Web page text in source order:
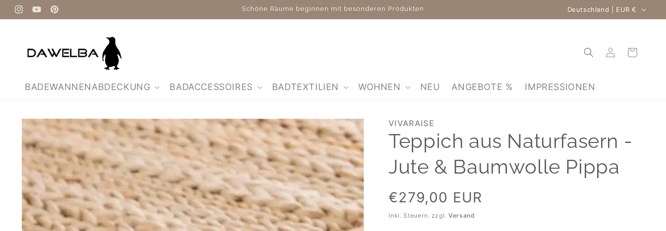
zum
Inhalt
InstagramYouTubePinterest
Schöne Räume beginnen mit besonderen Produkten Land/Region Deutschland | EUR €
BADEWANNENABDECKUNG BADACCESSOIRES BADTEXTILIEN WOHNEN NEU ANGEBOTE % IMPRESSIONEN
EinloggenWarenkorb
Produktinformationen
springen
VIVARAISE
Teppich aus Naturfasern -
Jute & Baumwolle Pippa
Normaler
€279,00 EUR
Inkl. Steuern. zzgl. Versand